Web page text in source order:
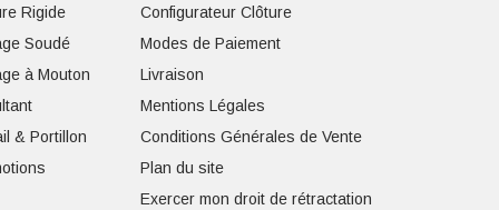
Rigide
Soudé
à Mouton
& Portillon
Configurateur Clôture
Modes de Paiement
Livraison
Mentions Légales
Conditions Générales de Vente
Plan du site
Exercer mon droit de rétractation